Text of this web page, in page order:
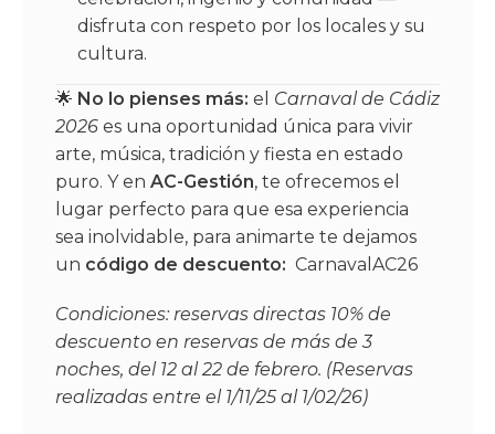
disfruta con respeto por los locales y su
cultura.
🌟 No lo pienses más: el Carnaval de Cádiz
2026 es una oportunidad única para vivir
arte, música, tradición y fiesta en estado
puro. Y en AC-Gestión, te ofrecemos el
lugar perfecto para que esa experiencia
sea inolvidable, para animarte te dejamos
un código de descuento: CarnavalAC26
Condiciones: reservas directas 10% de
descuento en reservas de más de 3
noches, del 12 al 22 de febrero. (Reservas
realizadas entre el 1/11/25 al 1/02/26)